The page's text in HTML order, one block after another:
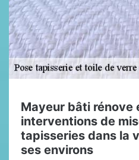
Mayeur bâti rénove
interventions de
tapisseries dans la
ses environs